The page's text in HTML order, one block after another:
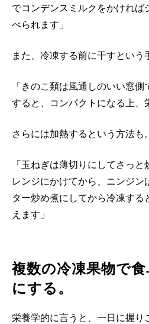
でコンデンスミルクをかければ
べられます」
また、冷凍する前に干すという
「きのこ類は風通しのいい窓
すると、コンパクトになる上、
さらには加熱するという方法も。
「玉ねぎは薄切りにしてさっ
レンジにかけてから、ニンジン
ター炒め煮にしてから冷凍する
えます」
複数の冷凍果物で
にする。
栄養学的に言うと、一日に握り